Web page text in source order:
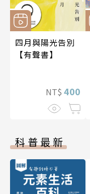
四月與陽光告別
【有聲書】
NT$ 400
科普最新